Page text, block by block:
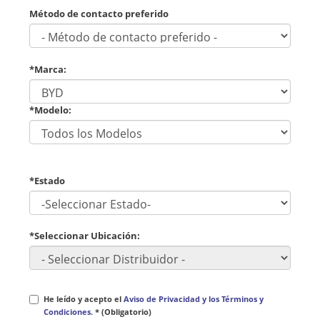
Método de contacto preferido
*Marca:
*Modelo:
*Estado
*Seleccionar Ubicación:
He leído y acepto el Aviso de Privacidad y los Términos y
Condiciones. * (Obligatorio)